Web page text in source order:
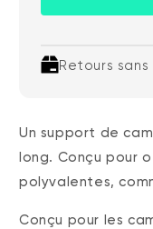
Retours
Un support de
long. Conçu pour
polyvalentes,
Conçu pour les